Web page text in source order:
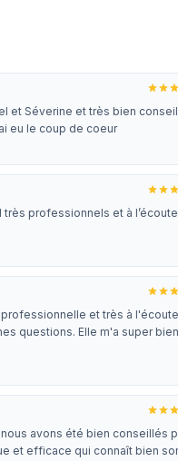
et Séverine et très bien
eu le coup de coeur
professionnels et à
et très à
questions. Elle m'a super bien
avons été bien conseillés
et efficace qui connaît bien